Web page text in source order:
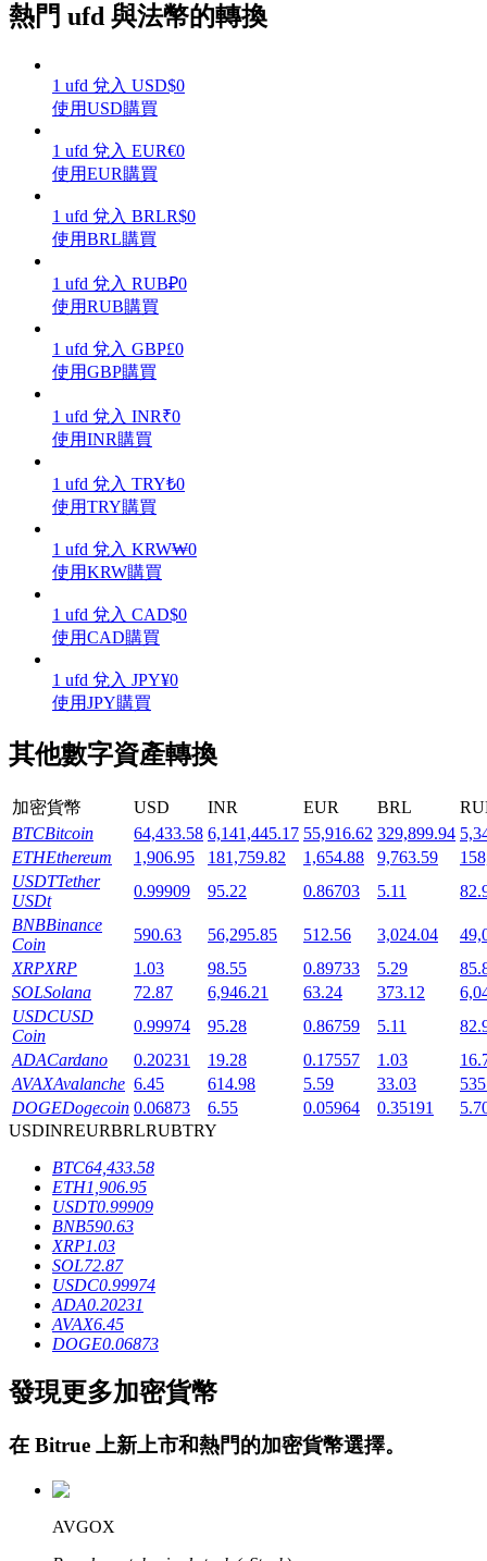
學習如何保持盈利
增值寶
使您的資產穩定增值
機槍池
一鍵質押鎖定高收益
Launchpool
活期質押獲得熱門資產
鎖倉BTR
輕鬆獲得多重福利
借貸寶
熱門 ufd 與法幣的轉換
1 ufd 兌入 USD$0
使用USD購買
1 ufd 兌入 EUR€0
使用EUR購買
1 ufd 兌入 BRLR$0
使用BRL購買
1 ufd 兌入 RUB₽0
使用RUB購買
1 ufd 兌入 GBP£0
使用GBP購買
1 ufd 兌入 INR₹0
使用INR購買
1 ufd 兌入 TRY₺0
使用TRY購買
1 ufd 兌入 KRW₩0
使用KRW購買
1 ufd 兌入 CAD$0
使用CAD購買
1 ufd 兌入 JPY¥0
使用JPY購買
其他數字資產轉換
加密貨幣 USD INR EUR BRL
BTCBitcoin 64,433.58 6,141,445.17 55,916.62 329,899.94
ETHEthereum 1,906.95 181,759.82 1,654.88 9,763.59
USDTTether
USDt
0.99909 95.22 0.86703 5.11
BNBBinance
Coin
590.63 56,295.85 512.56 3,024.04
XRPXRP 1.03 98.55 0.89733 5.29
SOLSolana 72.87 6,946.21 63.24 373.12
USDCUSD
Coin
0.99974 95.28 0.86759 5.11
ADACardano 0.20231 19.28 0.17557 1.03
AVAXAvalanche 6.45 614.98 5.59 33.03
DOGEDogecoin 0.06873 6.55 0.05964 0.35191
USDINREURBRLRUBTRY
BTC64,433.58
ETH1,906.95
USDT0.99909
BNB590.63
XRP1.03
SOL72.87
USDC0.99974
ADA0.20231
AVAX6.45
DOGE0.06873
發現更多加密貨幣
在 Bitrue 上新上市和熱門的加密貨幣選擇。
AVGOX